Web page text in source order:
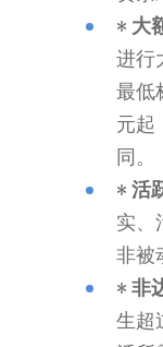
•大
进
最
元
同。
•活
实
非被
•非
生